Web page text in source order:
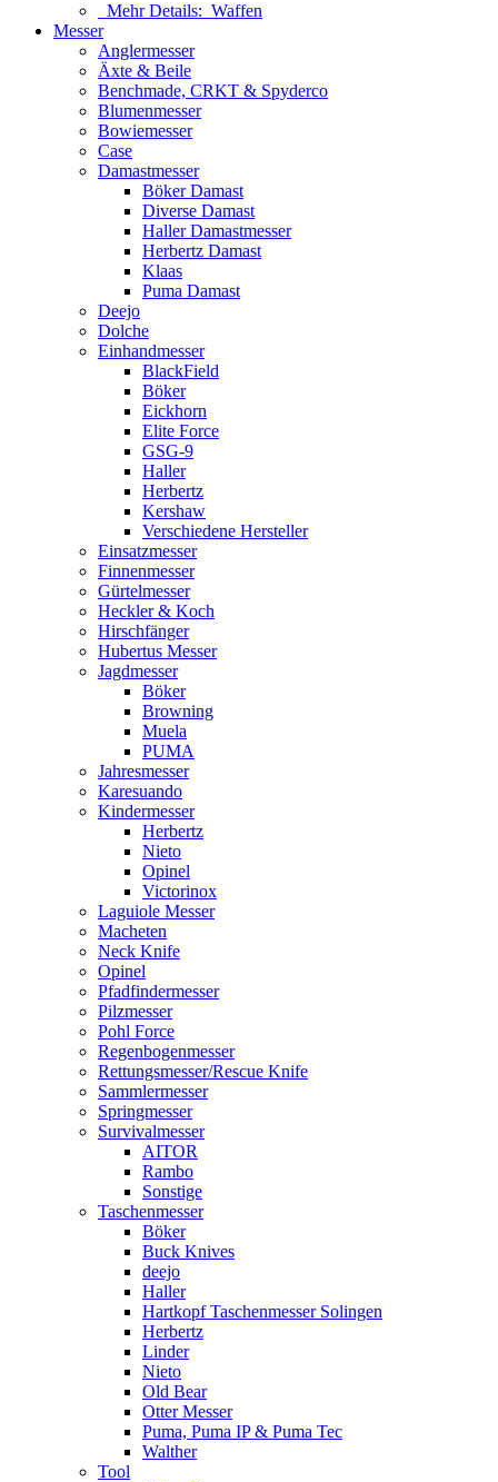
Mehr Details: Waffen
Messer
Anglermesser
Äxte & Beile
Benchmade, CRKT & Spyderco
Blumenmesser
Bowiemesser
Case
Damastmesser
Böker Damast
Diverse Damast
Haller Damastmesser
Herbertz Damast
Klaas
Puma Damast
Deejo
Dolche
Einhandmesser
BlackField
Böker
Eickhorn
Elite Force
GSG-9
Haller
Herbertz
Kershaw
Verschiedene Hersteller
Einsatzmesser
Finnenmesser
Gürtelmesser
Heckler & Koch
Hirschfänger
Hubertus Messer
Jagdmesser
Böker
Browning
Muela
PUMA
Jahresmesser
Karesuando
Kindermesser
Herbertz
Nieto
Opinel
Victorinox
Laguiole Messer
Macheten
Neck Knife
Opinel
Pfadfindermesser
Pilzmesser
Pohl Force
Regenbogenmesser
Rettungsmesser/Rescue Knife
Sammlermesser
Springmesser
Survivalmesser
AITOR
Rambo
Sonstige
Taschenmesser
Böker
Buck Knives
deejo
Haller
Hartkopf Taschenmesser Solingen
Herbertz
Linder
Nieto
Old Bear
Otter Messer
Puma, Puma IP & Puma Tec
Walther
Tool